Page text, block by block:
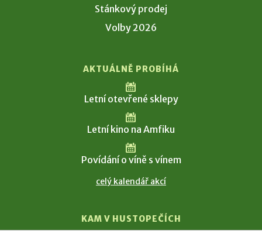
Stánkový prodej
Volby 2026
AKTUÁLNĚ PROBÍHÁ
Letní otevřené sklepy
Letní kino na Amfiku
Povídání o víně s vínem
celý kalendář akcí
KAM V HUSTOPEČÍCH